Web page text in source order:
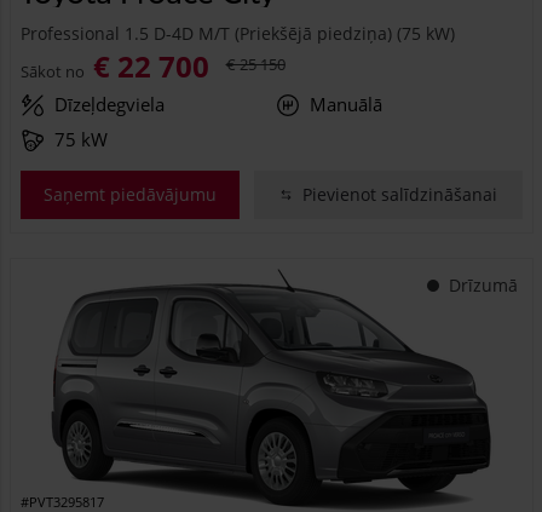
Professional 1.5 D-4D M/T (Priekšējā piedziņa) (75 kW)
Sākot no € 22 700 € 25 150
Dīzeļdegviela
Manuālā
75 kW
Saņemt piedāvājumu Pievienot salīdzināšanai
Drīzumā
#PVT3295817